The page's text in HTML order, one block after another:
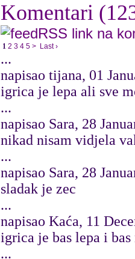
Komentari
RSS link na
1 2 3 4 5 > Last ›
...
napisao tijana, 01
igrica je lepa ali sve
...
napisao Sara, 28
nikad nisam vidjela
...
napisao Sara, 28
sladak je zec
...
napisao Kaća, 11
igrica je bas lepa i
...